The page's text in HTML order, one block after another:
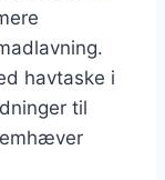
havtaske i
til